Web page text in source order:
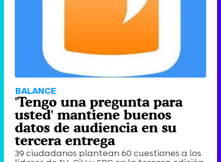
BALANCE
'Tengo una pregunta para
usted' mantiene buenos
datos de audiencia en su
tercera entrega
39 ciudadanos plantean 60 cuestiones a los